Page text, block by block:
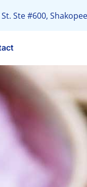
Ste #600,